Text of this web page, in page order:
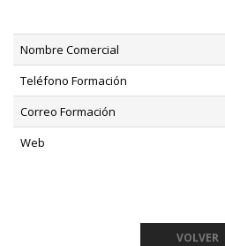
Nombre Comercial
Teléfono Formación
Correo Formación
Web
VOLVER